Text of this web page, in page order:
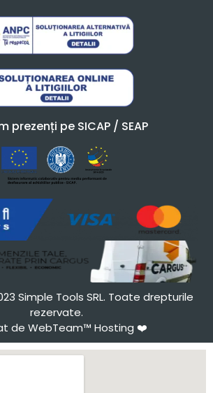
prezenți pe SICAP / SEAP
Simple Tools SRL. Toate drepturile
rezervate.
de WebTeam™ Hosting ❤️